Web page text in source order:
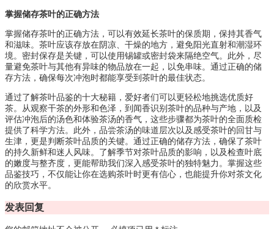
掌握储存茶叶的正确方法
掌握储存茶叶的正确方法，可以有效延长茶叶的保质期，保持其香气
和滋味。茶叶应该存放在阴凉、干燥的地方，避免阳光直射和潮湿环
境。密封保存是关键，可以使用锡罐或密封袋来隔绝空气。此外，尽
量避免茶叶与其他有异味的物品放在一起，以免串味。通过正确的储
存方法，确保每次冲泡时都能享受到茶叶的最佳状态。
通过了解茶叶品鉴的十大秘籍，爱好者们可以更轻松地挑选优质好
茶。从观察干茶的外形和色泽，到闻香识别茶叶的品种与产地，以及
评估冲泡后的汤色和体验茶汤的香气，这些步骤都为茶叶的全面质检
提供了科学方法。此外，品尝茶汤的味道层次以及感受茶叶的回甘与
生津，更是判断茶叶品质的关键。通过正确的储存方法，确保了茶叶
的持久新鲜和迷人风味。了解季节对茶叶品质的影响，以及检查叶底
的嫩度与整齐度，更能帮助我们深入感受茶叶的独特魅力。掌握这些
品鉴技巧，不仅能让你在选购茶叶时更有信心，也能提升你对茶文化
的欣赏水平。
发表回复